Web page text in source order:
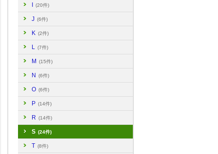
(20件)
J (6件)
K (2件)
L (7件)
M (15件)
N (6件)
O (6件)
P (14件)
R (14件)
S (24件)
T (8件)